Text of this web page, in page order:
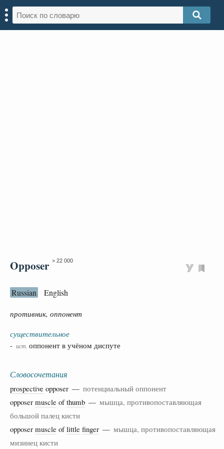
Opposer > 22 000
Russian English
противник, оппонент
существительное
- ист. оппонент в учёном диспуте
Словосочетания
prospective opposer — потенциальный оппонент
opposer muscle ofthumb — мышца, противопоставляющая
большой палец кисти
opposer muscle oflittle finger — мышца, противопоставляющая
мизинец кисти